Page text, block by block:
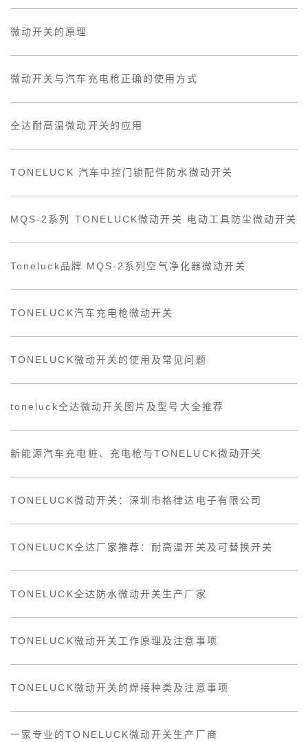
微动开关的原理
微动开关与汽车充电枪正确的使用方式
仝达耐高温微动开关的应用
TONELUCK 汽车中控门锁配件防水微动开关
MQS-2系列 TONELUCK微动开关 电动工具防尘微动开关
Toneluck品牌 MQS-2系列空气净化器微动开关
TONELUCK汽车充电枪微动开关
TONELUCK微动开关的使用及常见问题
toneluck仝达微动开关图片及型号大全推荐
新能源汽车充电桩、充电枪与TONELUCK微动开关
TONELUCK微动开关：深圳市格律达电子有限公司
TONELUCK仝达厂家推荐：耐高温开关及可替换开关
TONELUCK仝达防水微动开关生产厂家
TONELUCK微动开关工作原理及注意事项
TONELUCK微动开关的焊接种类及注意事项
一家专业的TONELUCK微动开关生产厂商